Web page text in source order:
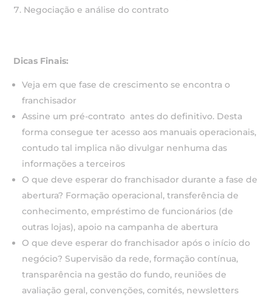
Negociação e análise do contrato
Dicas Finais:
Veja em que fase de crescimento se encontra o
franchisador
Assine um pré-contrato antes do definitivo. Desta
forma consegue ter acesso aos manuais operacionais,
contudo tal implica não divulgar nenhuma das
informações a terceiros
O que deve esperar do franchisador durante a fase de
abertura? Formação operacional, transferência de
conhecimento, empréstimo de funcionários (de
outras lojas), apoio na campanha de abertura
O que deve esperar do franchisador após o início do
negócio? Supervisão da rede, formação contínua,
transparência na gestão do fundo, reuniões de
avaliação geral, convenções, comités, newsletters